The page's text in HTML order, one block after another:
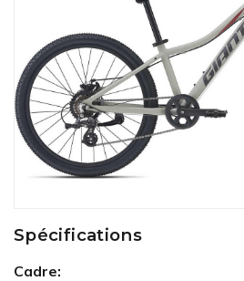
Spécifications
Cadre: